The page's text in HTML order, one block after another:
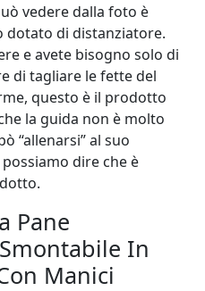
vedere dalla foto è
dotato di distanziatore.
e avete bisogno solo di
di tagliare le fette del
questo è il prodotto
la guida non è molto
“allenarsi” al suo
dire che è
Pane
In
Manici